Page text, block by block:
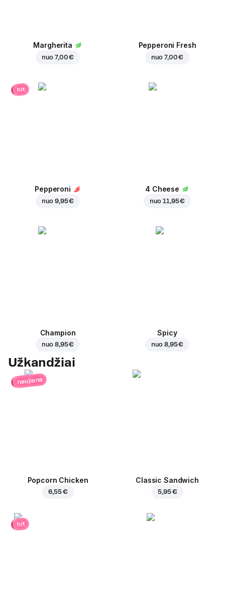
Margherita
nuo7,00 €
Pepperoni Fresh
nuo7,00 €
hit
Pepperoni
nuo9,95 €
4 Cheese
nuo11,95 €
Champion
nuo8,95 €
Spicy
nuo8,95 €
Užkandžiai
naujiena
Popcorn Chicken
6,55 €
Classic Sandwich
5,95 €
hit